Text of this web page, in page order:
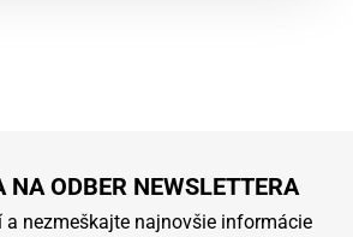
NA ODBER NEWSLETTERA
nezmeškajte najnovšie informácie